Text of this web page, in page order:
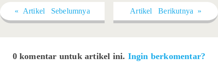
« Artikel Sebelumnya Artikel Berikutnya »
0 komentar untuk artikel ini. Ingin berkomentar?